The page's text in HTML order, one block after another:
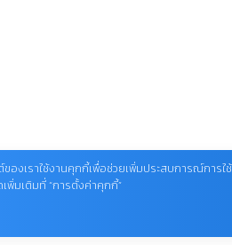
ต์ของเราใช้งานคุกกี้เพื่อช่วยเพิ่มประสบการณ์กา
พิ่มเติมที่ “การตั้งค่าคุกกี้”